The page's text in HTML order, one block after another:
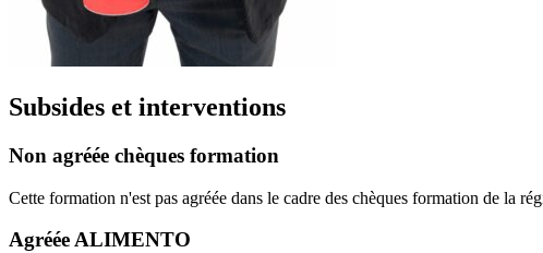
Subsides et interventions
Non agréée chèques formation
Cette formation n'est pas agréée dans le cadre des chèques formation de la
Agréée ALIMENTO